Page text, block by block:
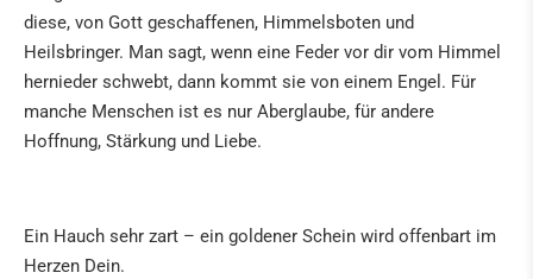
diese, von Gott geschaffenen, Himmelsboten und
Heilsbringer. Man sagt, wenn eine Feder vor dir vom Himmel
hernieder schwebt, dann kommt sie von einem Engel. Für
manche Menschen ist es nur Aberglaube, für andere
Hoffnung, Stärkung und Liebe.
Ein Hauch sehr zart – ein goldener Schein wird offenbart im
Herzen Dein.